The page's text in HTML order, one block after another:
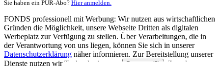
Sie haben ein PUR-Abo? Hier anmelden.
FONDS professionell mit Werbung: Wir nutzen aus wirtschaftlichen
Gründen die Möglichkeit, unsere Webseite Dritten als digitalen
Werbeplatz zur Verfügung zu stellen. Über Verarbeitungen, die in
der Verantwortung von uns liegen, können Sie sich in unserer
Datenschutzerklärung näher informieren. Zur Bereitstellung unserer
Dienste nutzen wir Technologien von
Partnern (5)
. Zwecke: